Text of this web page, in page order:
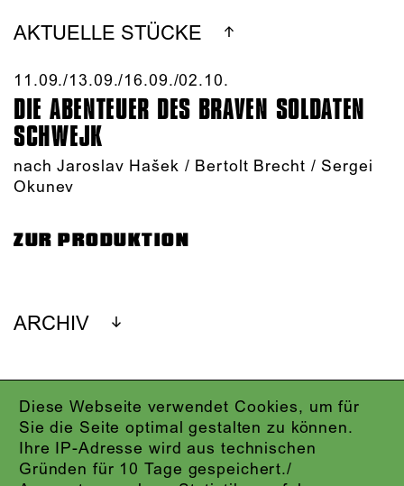
Diese Webseite verwendet Cookies, um für
Sie die Seite optimal gestalten zu können.
Ihre IP-Adresse wird aus technischen
Gründen für 10 Tage gespeichert./
AKTUELLE STÜCKE
11.09./​13.09./​16.09./​02.10.​
DIE ABENTEUER DES BRAVEN SOLDATEN
SCHWEJK
nach Jaroslav Hašek / Bertolt Brecht / Sergei
Okunev
ZUR PRODUKTION
ARCHIV
IMPRESSUM
DATENSCHUTZ
AGB
KONTAKT